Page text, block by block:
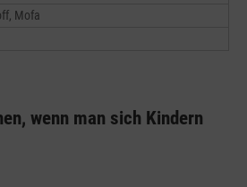
Mofa
wenn man sich Kindern